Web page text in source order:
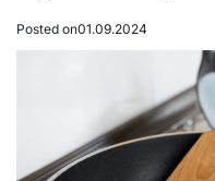
Posted on01.09.2024